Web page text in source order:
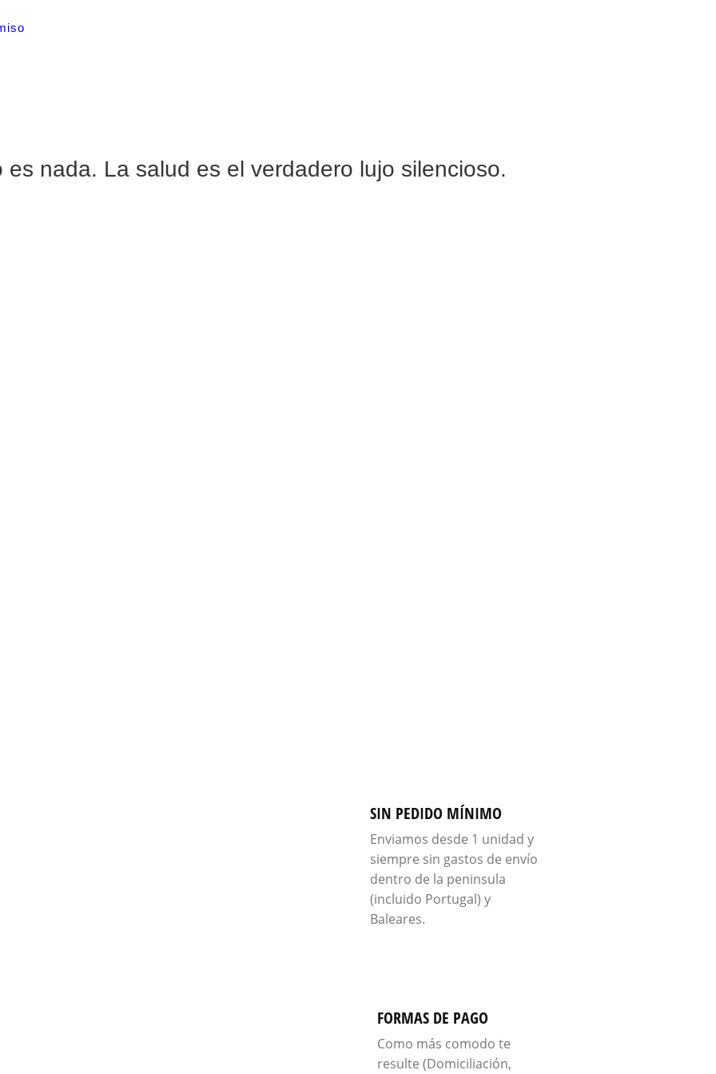
es nada. La salud es el verdadero lujo silencioso.
SIN PEDIDO MÍNIMO
Enviamos desde 1 unidad y
siempre sin gastos de envío
dentro de la peninsula
(incluido Portugal) y
Baleares.
FORMAS DE PAGO
Como más comodo te
resulte (Domiciliación,